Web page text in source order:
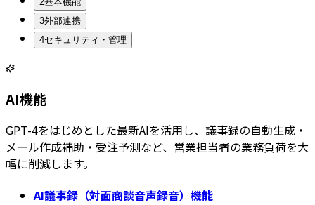
3外部連携
4セキュリティ・管理
AI機能
GPT-4をはじめとした最新AIを活用し、議事録の自動生成・
メール作成補助・受注予測など、営業担当者の業務負荷を大
幅に削減します。
AI議事録（対面商談音声録音）機能